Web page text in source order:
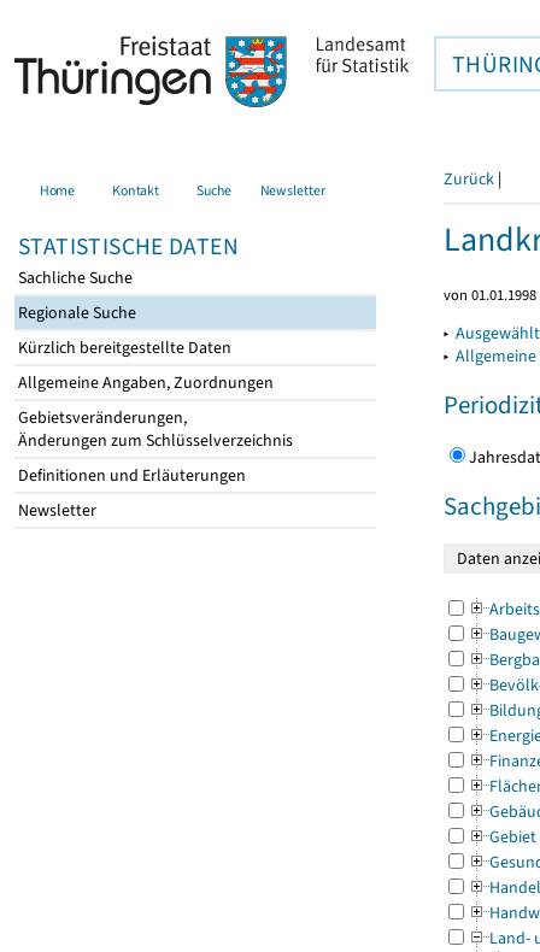
Home Kontakt Suche Newsletter
STATISTISCHE DATEN
Sachliche Suche
Regionale Suche
Kürzlich bereitgestellte Daten
Allgemeine Angaben, Zuordnungen
Gebietsveränderungen,
Änderungen zum Schlüsselverzeichnis
Definitionen und Erläuterungen
Newsletter
Zurück |
von
▸
▸
Gebiet
Land-